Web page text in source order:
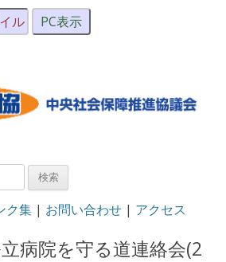
ル PC表示
ク集 | お問い合わせ | アクセス
病院を守る道連絡会(2